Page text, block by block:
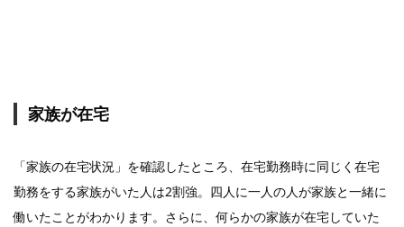
家族が在宅
「家族の在宅状況」を確認したところ、在宅勤務時に同じく在宅
勤務をする家族がいた人は2割強。四人に一人の人が家族と一緒に
働いたことがわかります。さらに、何らかの家族が在宅していた